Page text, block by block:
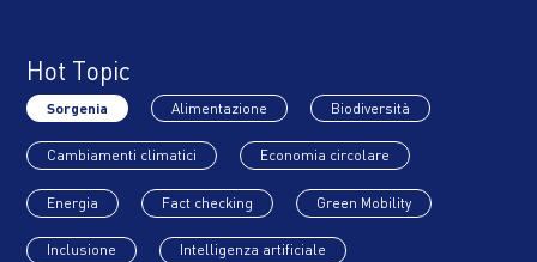
Hot Topic
Sorgenia Alimentazione Biodiversità
Cambiamenti climatici Economia circolare
Energia Fact checking Green Mobility
Inclusione Intelligenza artificiale